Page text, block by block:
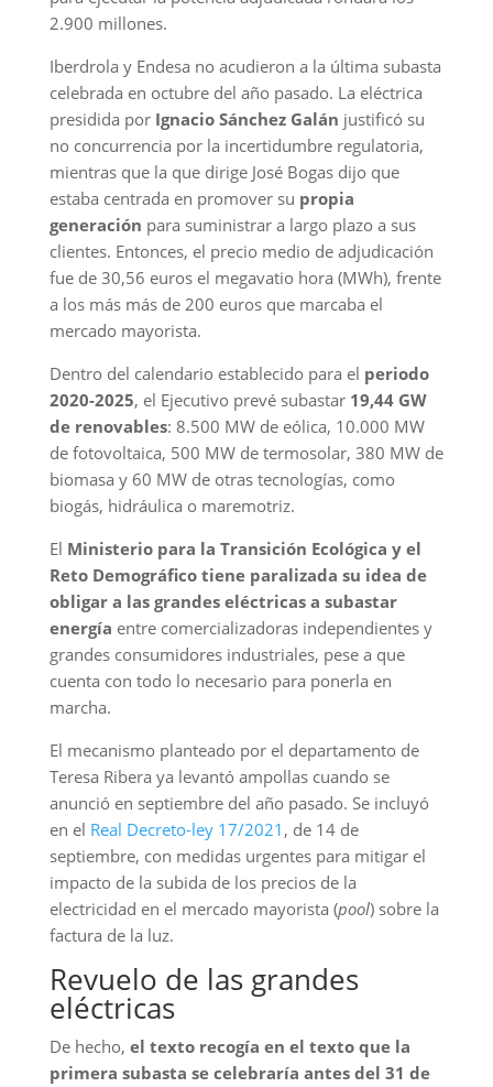
2.900 millones.
Iberdrola y Endesa no acudieron a la última subasta
celebrada en octubre del año pasado. La eléctrica
presidida por Ignacio Sánchez Galán justificó su
no concurrencia por la incertidumbre regulatoria,
mientras que la que dirige José Bogas dijo que
estaba centrada en promover su propia
generación para suministrar a largo plazo a sus
clientes. Entonces, el precio medio de adjudicación
fue de 30,56 euros el megavatio hora (MWh), frente
a los más más de 200 euros que marcaba el
mercado mayorista.
Dentro del calendario establecido para el periodo
2020-2025, el Ejecutivo prevé subastar 19,44 GW
de renovables: 8.500 MW de eólica, 10.000 MW
de fotovoltaica, 500 MW de termosolar, 380 MW de
biomasa y 60 MW de otras tecnologías, como
biogás, hidráulica o maremotriz.
El Ministerio para la Transición Ecológica y el
Reto Demográfico tiene paralizada su idea de
obligar a las grandes eléctricas a subastar
energía entre comercializadoras independientes y
grandes consumidores industriales, pese a que
cuenta con todo lo necesario para ponerla en
marcha.
El mecanismo planteado por el departamento de
Teresa Ribera ya levantó ampollas cuando se
anunció en septiembre del año pasado. Se incluyó
en el Real Decreto-ley 17/2021 , de 14 de
septiembre, con medidas urgentes para mitigar el
impacto de la subida de los precios de la
electricidad en el mercado mayorista (pool) sobre la
factura de la luz.
Revuelo de las grandes
eléctricas
De hecho, el texto recogía en el texto que la
primera subasta se celebraría antes del 31 de